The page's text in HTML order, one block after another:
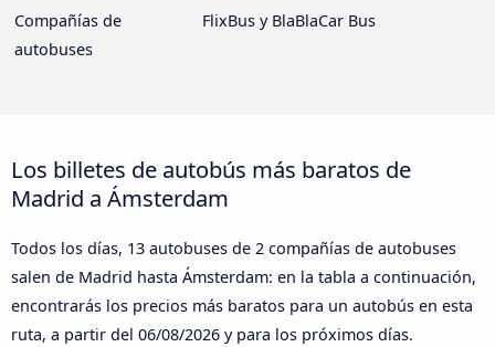
Compañías de
autobuses
FlixBus y BlaBlaCar Bus
Los billetes de autobús más baratos de
Madrid a Ámsterdam
Todos los días, 13 autobuses de 2 compañías de autobuses
salen de Madrid hasta Ámsterdam: en la tabla a continuación,
encontrarás los precios más baratos para un autobús en esta
ruta, a partir del 06/08/2026 y para los próximos días.